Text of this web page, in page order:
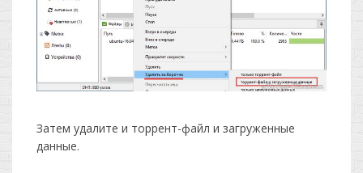
Затем удалите и торрент-файл и загруженные
данные.